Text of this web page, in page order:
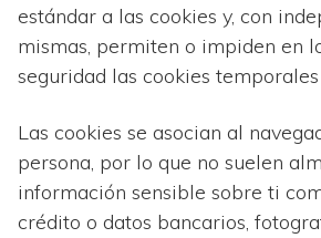
estándar a las cookies y, con
mismas, permiten o impiden en
seguridad las cookies
Las cookies se asocian al
persona, por lo que no suelen
información sensible sobre ti
crédito o datos bancarios,